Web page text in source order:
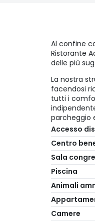
Al confine
Ristorante
delle più
La nostra
facendosi
tutti i
parcheggio
Accesso
Centro
Sala
Piscina
Animali
Camere